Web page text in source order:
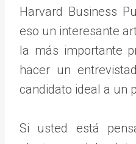
Harvard Business
eso un interesante
la más importante
hacer un
candidato ideal a un
Si usted está